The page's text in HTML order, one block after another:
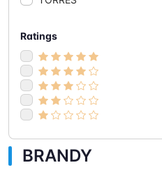
Ratings
BRANDY